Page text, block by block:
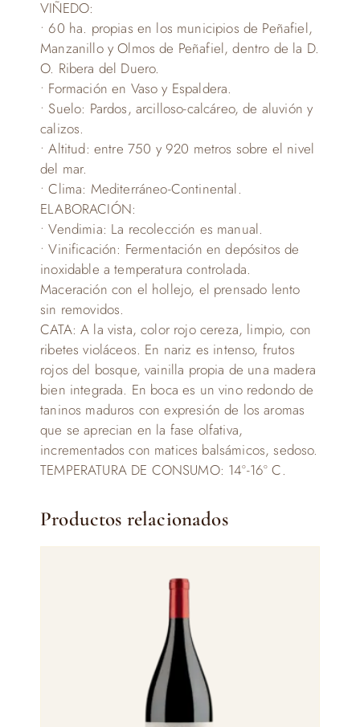
VIÑEDO:
• 60 ha. propias en los municipios de Peñafiel,
Manzanillo y Olmos de Peñafiel, dentro de la D.
O. Ribera del Duero.
• Formación en Vaso y Espaldera.
• Suelo: Pardos, arcilloso-calcáreo, de aluvión y
calizos.
• Altitud: entre 750 y 920 metros sobre el nivel
del mar.
• Clima: Mediterráneo-Continental.
ELABORACIÓN:
• Vendimia: La recolección es manual.
• Vinificación: Fermentación en depósitos de
inoxidable a temperatura controlada.
Maceración con el hollejo, el prensado lento
sin removidos.
CATA: A la vista, color rojo cereza, limpio, con
ribetes violáceos. En nariz es intenso, frutos
rojos del bosque, vainilla propia de una madera
bien integrada. En boca es un vino redondo de
taninos maduros con expresión de los aromas
que se aprecian en la fase olfativa,
incrementados con matices balsámicos, sedoso.
TEMPERATURA DE CONSUMO: 14º-16º C.
Productos relacionados